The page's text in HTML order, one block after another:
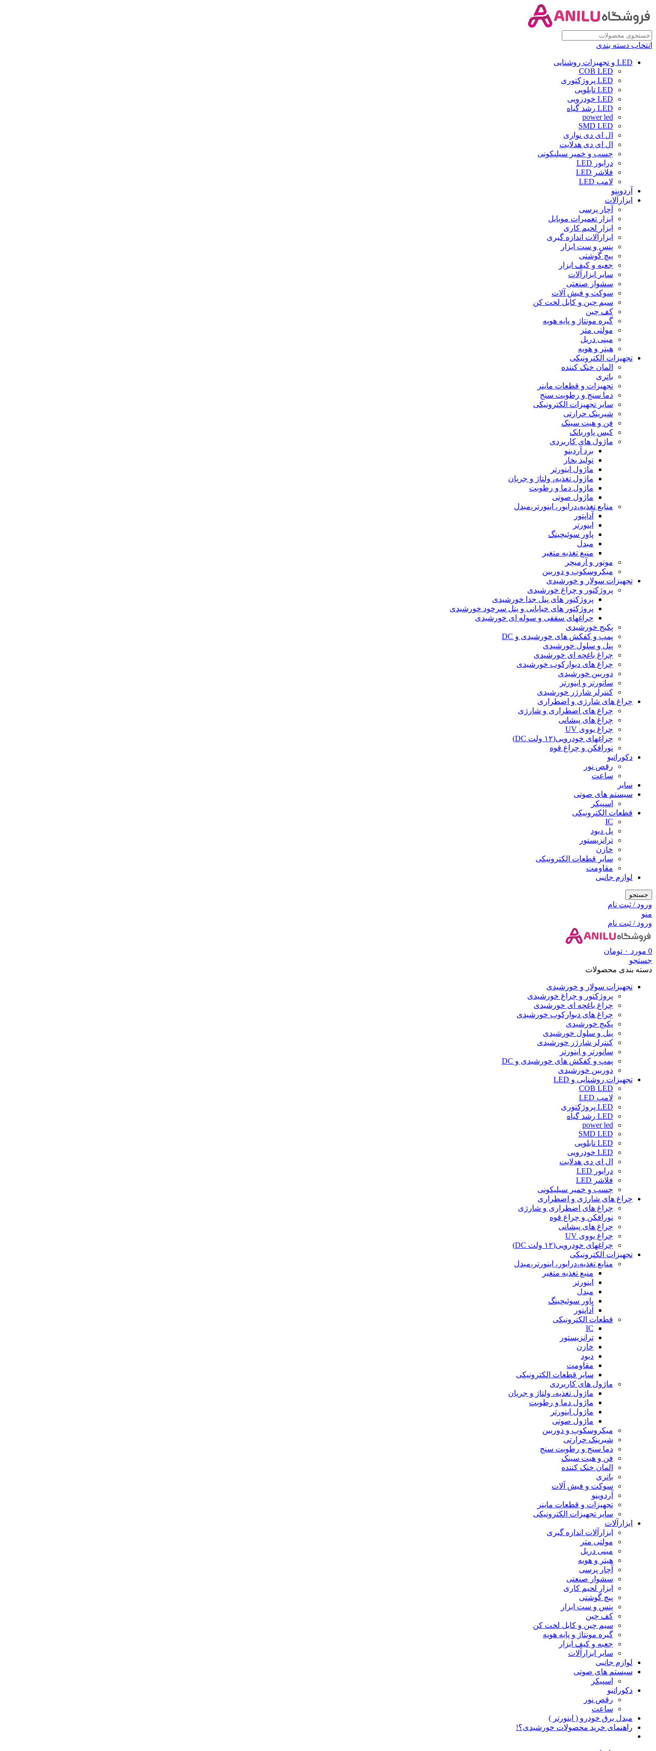
انتخاب دسته بندی
LED و تجهیزات روشنایی
COB LED
LED پروژکتوری
LED تابلویی
LED خودرویی
LED رشد گیاه
power led
SMD LED
ال ای دی نواری
ال ای دی هدلایت
چسب و خمیر سیلیکونی
درایور LED
فلاشر LED
لامپ LED
آردوینو
ابزارآلات
آچار پرسی
ابزار تعمیرات موبایل
ابزار لحیم کاری
ابزارآلات اندازه گیری
پنس و ست ابزار
پیچ گوشتی
جعبه و کیف ابزار
سایر ابزارآلات
سشوار صنعتی
سوکت و فیش آلات
سیم چین و کابل لخت کن
کف چین
گیره مونتاژ و پایه هویه
مولتی متر
مینی دریل
هیتر و هویه
تجهیزات الکترونیکی
المان خنک کننده
باتری
تجهیزات و قطعات ماینر
دما سنج و رطوبت سنج
سایر تجهیزات الکترونیکی
شیرینک حرارتی
فن و هیت سینک
کیس پاوربانک
ماژول های کاربردی
برد آردینو
تولید بخار
ماژول اینورتر
ماژول تغذیه، ولتاژ و جریان
ماژول دما و رطوبت
ماژول صوتی
منابع تغذیه،درایور، اینورتر،مبدل
آداپتور
اینورتر
پاور سوئیچینگ
مبدل
منبع تغذیه متغیر
موتور و آرمیچر
میکروسکوپ و دوربین
تجهیزات سولار و خورشیدی
پروژکتور و چراغ خورشیدی
پروژکتور های پنل جدا خورشیدی
پروژکتور های خیابانی و پنل سرخود خورشیدی
چراغهای سقفی و سوله ای خورشیدی
پکیج خورشیدی
پمپ و کفکش های خورشیدی و DC
پنل و سلول خورشیدی
چراغ باغچه ای خورشیدی
چراغ های دیوارکوب خورشیدی
دوربین خورشیدی
سانورتر و اینورتر
کنترلر شارژر خورشیدی
چراغ های شارژی و اضطراری
چراغ های اضطراری و شارژی
چراغ های پیشانی
چراغ یووی UV
چراغهای خودرویی(۱۲ ولت DC)
نورافکن و چراغ قوه
دکوراتیو
رقص نور
ساعت
سایر
سیستم های صوتی
اسپیکر
قطعات الکترونیکی
IC
پل دیود
ترانزیستور
خازن
سایر قطعات الکترونیکی
مقاومت
لوازم جانبی
جستجو
ورود / ثبت نام
منو
ورود / ثبت نام
0 مورد ۰ تومان
جستجو
دسته بندی محصولات
تجهیزات سولار و خورشیدی
پروژکتور و چراغ خورشیدی
چراغ باغچه ای خورشیدی
چراغ های دیوارکوب خورشیدی
پکیج خورشیدی
پنل و سلول خورشیدی
کنترلر شارژر خورشیدی
سانورتر و اینورتر
پمپ و کفکش های خورشیدی و DC
دوربین خورشیدی
تجهیزات روشنایی و LED
COB LED
لامپ LED
LED پروژکتوری
LED رشد گیاه
power led
SMD LED
LED تابلویی
LED خودرویی
ال ای دی هدلایت
درایور LED
فلاشر LED
چسب و خمیر سیلیکونی
چراغ های شارژی و اضطراری
چراغ های اضطراری و شارژی
نورافکن و چراغ قوه
چراغ های پیشانی
چراغ یووی UV
چراغهای خودرویی(۱۲ ولت DC)
تجهیزات الکترونیکی
منابع تغذیه،درایور، اینورتر،مبدل
منبع تغذیه متغیر
اینورتر
مبدل
پاور سوئیچینگ
آداپتور
قطعات الکترونیکی
IC
ترانزیستور
خازن
دیود
مقاومت
سایر قطعات الکترونیکی
ماژول های کاربردی
ماژول تغذیه، ولتاژ و جریان
ماژول دما و رطوبت
ماژول اینورتر
ماژول صوتی
میکروسکوپ و دوربین
شیرینک حرارتی
دما سنج و رطوبت سنج
فن و هیت سینک
المان خنک کننده
باتری
سوکت و فیش آلات
آردوینو
تجهیزات و قطعات ماینر
سایر تجهیزات الکترونیکی
ابزارآلات
ابزارآلات اندازه گیری
مولتی متر
مینی دریل
هیتر و هویه
آچار پرسی
سشوار صنعتی
ابزار لحیم کاری
پیچ گوشتی
پنس و ست ابزار
کف چین
سیم چین و کابل لخت کن
گیره مونتاژ و پایه هویه
جعبه و کیف ابزار
سایر ابزارآلات
لوازم جانبی
سیستم های صوتی
اسپیکر
دکوراتیو
رقص نور
ساعت
مبدل برق خودرو ( اینورتر )
راهنمای خرید محصولات خورشیدی؟!